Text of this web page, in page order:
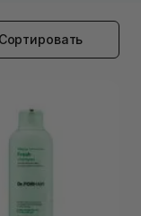
Сортировать